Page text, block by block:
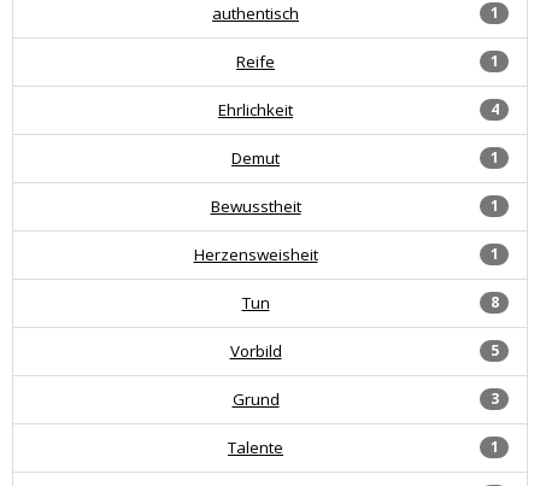
1
authentisch
1
Reife
4
Ehrlichkeit
1
Demut
1
Bewusstheit
1
Herzensweisheit
8
Tun
5
Vorbild
3
Grund
1
Talente